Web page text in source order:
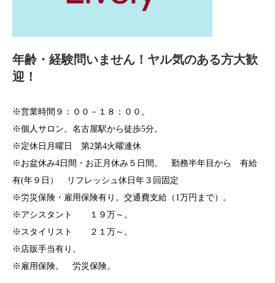
年齢・経験問いません！ヤル気のある方大歓
迎！
※営業時間９：００－１８：００。
※個人サロン。名古屋駅から徒歩5分。
※定休日月曜日 第2第4火曜連休
※お盆休み4日間・お正月休み５日間。 勤務半年目から 有給
有(年９日） リフレッシュ休日年３回固定
※労災保険・雇用保険有り。交通費支給（1万円まで）。
※アシスタント １９万～。
※スタイリスト ２１万～。
※店販手当有り。
※雇用保険。 労災保険。